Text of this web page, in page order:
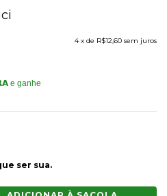
4 x de R$12,60 sem juros
ser sua.